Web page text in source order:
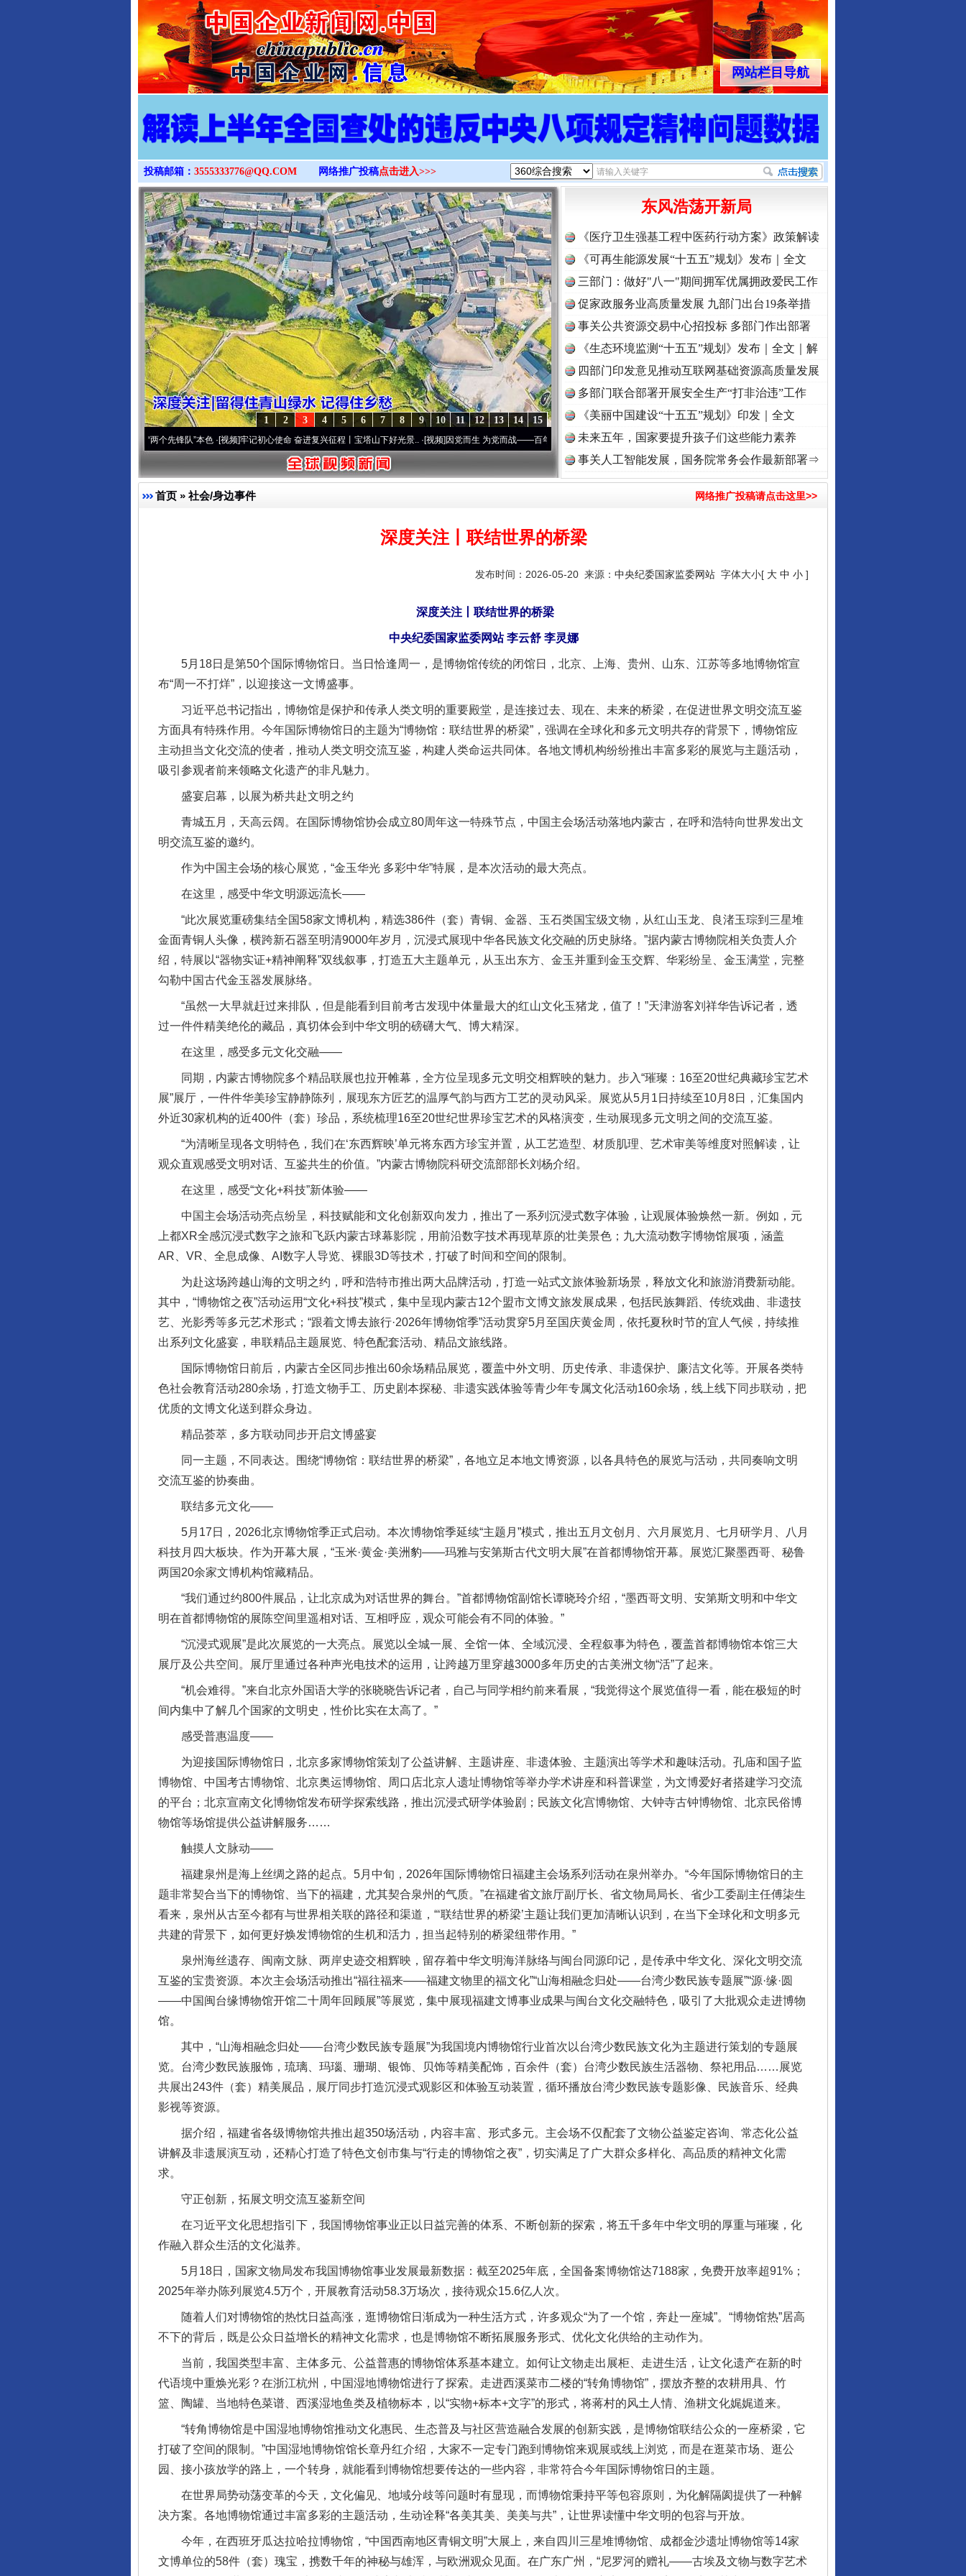
>
网站栏目导航
投稿邮箱： 3555333776@QQ.COM 网络推广投稿点击进入>>>
15
14
13
12
11
10
9
8
7
6
5
4
3
2
1
永葆“两个先锋队”本色·[视频]牢记初心使命 奋进复兴征程丨宝塔山下好光景..·[视频]因党而生 为党而战——百年“纪”事⑧加强纪律..·[视频]牢记初心使命 奋进复兴征程丨“转折之城”激荡..·[视频]
东风浩荡开新局
《医疗卫生强基工程中医药行动方案》政策解读
《可再生能源发展“十五五”规划》发布｜全文
三部门：做好"八一"期间拥军优属拥政爱民工作
促家政服务业高质量发展 九部门出台19条举措
事关公共资源交易中心招投标 多部门作出部署
《生态环境监测“十五五”规划》发布｜全文｜解
读
四部门印发意见推动互联网基础资源高质量发展
多部门联合部署开展安全生产“打非治违”工作
《美丽中国建设“十五五”规划》印发｜全文
未来五年，国家要提升孩子们这些能力素养
事关人工智能发展，国务院常务会作最新部署⇒
首页 » 社会/身边事件 网络推广投稿请点击这里>>
深度关注丨联结世界的桥梁
发布时间：2026-05-20 来源： 中央纪委国家监委网站 字体大小[ 大 中 小 ]
深度关注丨联结世界的桥梁
中央纪委国家监委网站 李云舒 李灵娜
5月18日是第50个国际博物馆日。当日恰逢周一，是博物馆传统的闭馆日，北京、上海、贵州、山东、江苏等多地博物馆宣
布“周一不打烊”，以迎接这一文博盛事。
习近平总书记指出，博物馆是保护和传承人类文明的重要殿堂，是连接过去、现在、未来的桥梁，在促进世界文明交流互鉴
方面具有特殊作用。今年国际博物馆日的主题为“博物馆：联结世界的桥梁”，强调在全球化和多元文明共存的背景下，博物馆应
主动担当文化交流的使者，推动人类文明交流互鉴，构建人类命运共同体。各地文博机构纷纷推出丰富多彩的展览与主题活动，
吸引参观者前来领略文化遗产的非凡魅力。
盛宴启幕，以展为桥共赴文明之约
青城五月，天高云阔。在国际博物馆协会成立80周年这一特殊节点，中国主会场活动落地内蒙古，在呼和浩特向世界发出文
明交流互鉴的邀约。
作为中国主会场的核心展览，“金玉华光 多彩中华”特展，是本次活动的最大亮点。
在这里，感受中华文明源远流长——
“此次展览重磅集结全国58家文博机构，精选386件（套）青铜、金器、玉石类国宝级文物，从红山玉龙、良渚玉琮到三星堆
金面青铜人头像，横跨新石器至明清9000年岁月，沉浸式展现中华各民族文化交融的历史脉络。”据内蒙古博物院相关负责人介
绍，特展以“器物实证+精神阐释”双线叙事，打造五大主题单元，从玉出东方、金玉并重到金玉交辉、华彩纷呈、金玉满堂，完整
勾勒中国古代金玉器发展脉络。
“虽然一大早就赶过来排队，但是能看到目前考古发现中体量最大的红山文化玉猪龙，值了！”天津游客刘祥华告诉记者，透
过一件件精美绝伦的藏品，真切体会到中华文明的磅礴大气、博大精深。
在这里，感受多元文化交融——
同期，内蒙古博物院多个精品联展也拉开帷幕，全方位呈现多元文明交相辉映的魅力。步入“璀璨：16至20世纪典藏珍宝艺术
展”展厅，一件件华美珍宝静静陈列，展现东方匠艺的温厚气韵与西方工艺的灵动风采。展览从5月1日持续至10月8日，汇集国内
外近30家机构的近400件（套）珍品，系统梳理16至20世纪世界珍宝艺术的风格演变，生动展现多元文明之间的交流互鉴。
“为清晰呈现各文明特色，我们在‘东西辉映’单元将东西方珍宝并置，从工艺造型、材质肌理、艺术审美等维度对照解读，让
观众直观感受文明对话、互鉴共生的价值。”内蒙古博物院科研交流部部长刘杨介绍。
在这里，感受“文化+科技”新体验——
中国主会场活动亮点纷呈，科技赋能和文化创新双向发力，推出了一系列沉浸式数字体验，让观展体验焕然一新。例如，元
上都XR全感沉浸式数字之旅和飞跃内蒙古球幕影院，用前沿数字技术再现草原的壮美景色；九大流动数字博物馆展项，涵盖
AR、VR、全息成像、AI数字人导览、裸眼3D等技术，打破了时间和空间的限制。
为赴这场跨越山海的文明之约，呼和浩特市推出两大品牌活动，打造一站式文旅体验新场景，释放文化和旅游消费新动能。
其中，“博物馆之夜”活动运用“文化+科技”模式，集中呈现内蒙古12个盟市文博文旅发展成果，包括民族舞蹈、传统戏曲、非遗技
艺、光影秀等多元艺术形式；“跟着文博去旅行·2026年博物馆季”活动贯穿5月至国庆黄金周，依托夏秋时节的宜人气候，持续推
出系列文化盛宴，串联精品主题展览、特色配套活动、精品文旅线路。
国际博物馆日前后，内蒙古全区同步推出60余场精品展览，覆盖中外文明、历史传承、非遗保护、廉洁文化等。开展各类特
色社会教育活动280余场，打造文物手工、历史剧本探秘、非遗实践体验等青少年专属文化活动160余场，线上线下同步联动，把
优质的文博文化送到群众身边。
精品荟萃，多方联动同步开启文博盛宴
同一主题，不同表达。围绕“博物馆：联结世界的桥梁”，各地立足本地文博资源，以各具特色的展览与活动，共同奏响文明
交流互鉴的协奏曲。
联结多元文化——
5月17日，2026北京博物馆季正式启动。本次博物馆季延续“主题月”模式，推出五月文创月、六月展览月、七月研学月、八月
科技月四大板块。作为开幕大展，“玉米·黄金·美洲豹——玛雅与安第斯古代文明大展”在首都博物馆开幕。展览汇聚墨西哥、秘鲁
两国20余家文博机构馆藏精品。
“我们通过约800件展品，让北京成为对话世界的舞台。”首都博物馆副馆长谭晓玲介绍，“墨西哥文明、安第斯文明和中华文
明在首都博物馆的展陈空间里遥相对话、互相呼应，观众可能会有不同的体验。”
“沉浸式观展”是此次展览的一大亮点。展览以全城一展、全馆一体、全域沉浸、全程叙事为特色，覆盖首都博物馆本馆三大
展厅及公共空间。展厅里通过各种声光电技术的运用，让跨越万里穿越3000多年历史的古美洲文物“活”了起来。
“机会难得。”来自北京外国语大学的张晓晓告诉记者，自己与同学相约前来看展，“我觉得这个展览值得一看，能在极短的时
间内集中了解几个国家的文明史，性价比实在太高了。”
感受普惠温度——
为迎接国际博物馆日，北京多家博物馆策划了公益讲解、主题讲座、非遗体验、主题演出等学术和趣味活动。孔庙和国子监
博物馆、中国考古博物馆、北京奥运博物馆、周口店北京人遗址博物馆等举办学术讲座和科普课堂，为文博爱好者搭建学习交流
的平台；北京宣南文化博物馆发布研学探索线路，推出沉浸式研学体验剧；民族文化宫博物馆、大钟寺古钟博物馆、北京民俗博
物馆等场馆提供公益讲解服务……
触摸人文脉动——
福建泉州是海上丝绸之路的起点。5月中旬，2026年国际博物馆日福建主会场系列活动在泉州举办。“今年国际博物馆日的主
题非常契合当下的博物馆、当下的福建，尤其契合泉州的气质。”在福建省文旅厅副厅长、省文物局局长、省少工委副主任傅柒生
看来，泉州从古至今都有与世界相关联的路径和渠道，“‘联结世界的桥梁’主题让我们更加清晰认识到，在当下全球化和文明多元
共建的背景下，如何更好焕发博物馆的生机和活力，担当起特别的桥梁纽带作用。”
泉州海丝遗存、闽南文脉、两岸史迹交相辉映，留存着中华文明海洋脉络与闽台同源印记，是传承中华文化、深化文明交流
互鉴的宝贵资源。本次主会场活动推出“福往福来——福建文物里的福文化”“山海相融念归处——台湾少数民族专题展”“源·缘·圆
——中国闽台缘博物馆开馆二十周年回顾展”等展览，集中展现福建文博事业成果与闽台文化交融特色，吸引了大批观众走进博物
馆。
其中，“山海相融念归处——台湾少数民族专题展”为我国境内博物馆行业首次以台湾少数民族文化为主题进行策划的专题展
览。台湾少数民族服饰，琉璃、玛瑙、珊瑚、银饰、贝饰等精美配饰，百余件（套）台湾少数民族生活器物、祭祀用品……展览
共展出243件（套）精美展品，展厅同步打造沉浸式观影区和体验互动装置，循环播放台湾少数民族专题影像、民族音乐、经典
影视等资源。
据介绍，福建省各级博物馆共推出超350场活动，内容丰富、形式多元。主会场不仅配套了文物公益鉴定咨询、常态化公益
讲解及非遗展演互动，还精心打造了特色文创市集与“行走的博物馆之夜”，切实满足了广大群众多样化、高品质的精神文化需
求。
守正创新，拓展文明交流互鉴新空间
在习近平文化思想指引下，我国博物馆事业正以日益完善的体系、不断创新的探索，将五千多年中华文明的厚重与璀璨，化
作融入群众生活的文化滋养。
5月18日，国家文物局发布我国博物馆事业发展最新数据：截至2025年底，全国备案博物馆达7188家，免费开放率超91%；
2025年举办陈列展览4.5万个，开展教育活动58.3万场次，接待观众15.6亿人次。
随着人们对博物馆的热忱日益高涨，逛博物馆日渐成为一种生活方式，许多观众“为了一个馆，奔赴一座城”。“博物馆热”居高
不下的背后，既是公众日益增长的精神文化需求，也是博物馆不断拓展服务形式、优化文化供给的主动作为。
当前，我国类型丰富、主体多元、公益普惠的博物馆体系基本建立。如何让文物走出展柜、走进生活，让文化遗产在新的时
代语境中重焕光彩？在浙江杭州，中国湿地博物馆进行了探索。走进西溪菜市二楼的“转角博物馆”，摆放齐整的农耕用具、竹
篮、陶罐、当地特色菜谱、西溪湿地鱼类及植物标本，以“实物+标本+文字”的形式，将蒋村的风土人情、渔耕文化娓娓道来。
“转角博物馆是中国湿地博物馆推动文化惠民、生态普及与社区营造融合发展的创新实践，是博物馆联结公众的一座桥梁，它
打破了空间的限制。”中国湿地博物馆馆长章丹红介绍，大家不一定专门跑到博物馆来观展或线上浏览，而是在逛菜市场、逛公
园、接小孩放学的路上，一个转身，就能看到博物馆想要传达的一些内容，非常符合今年国际博物馆日的主题。
在世界局势动荡变革的今天，文化偏见、地域分歧等问题时有显现，而博物馆秉持平等包容原则，为化解隔阂提供了一种解
决方案。各地博物馆通过丰富多彩的主题活动，生动诠释“各美其美、美美与共”，让世界读懂中华文明的包容与开放。
今年，在西班牙瓜达拉哈拉博物馆，“中国西南地区青铜文明”大展上，来自四川三星堆博物馆、成都金沙遗址博物馆等14家
文博单位的58件（套）瑰宝，携数千年的神秘与雄浑，与欧洲观众见面。在广东广州，“尼罗河的赠礼——古埃及文物与数字艺术